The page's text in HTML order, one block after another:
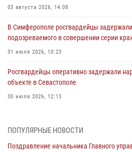
03 августа 2026, 14:08
В Симферополе росгвардейцы
подозреваемого в совершении серии
31 июля 2026, 10:23
Росгвардейцы оперативно задержали
объекте в Севастополе
30 июля 2026, 12:13
охраняемом объекте
ПОПУЛЯРНЫЕ НОВОСТИ
Поздравление начальника Главного